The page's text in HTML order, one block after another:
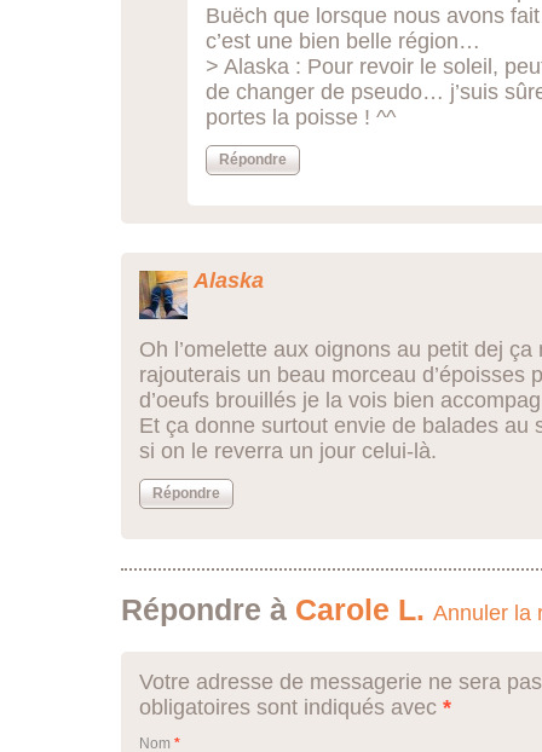
Buëch que lorsque nous avons
c’est une bien belle région…
> Alaska : Pour revoir le soleil,
de changer de pseudo… j’suis
portes la poisse ! ^^
Répondre
Alaska
Oh l’omelette aux oignons au petit dej
rajouterais un beau morceau d’époisses
d’oeufs brouillés je la vois bien
Et ça donne surtout envie de balades au
si on le reverra un jour celui-là.
Répondre
Répondre à Carole L. Annuler la
Votre adresse de messagerie ne sera
obligatoires sont indiqués avec *
Nom *